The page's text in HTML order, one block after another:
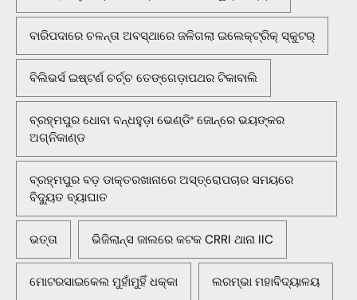
ବାରିପଦାରେ ଚଳନ୍ତା ଅବସ୍ଥାରେ ଜଳିଗଲା ଇଲେକ୍ଟ୍ରିକ୍ ସ୍କୁଟର୍
ବିଲିଭର୍ସ ଇଷ୍ଟର୍ଣ ଚର୍ଚ୍ଚ ତେଙ୍ଗେଡ଼ାପଥର ଟିକାବାଲି
ବ୍ରହ୍ମପୁର ଧୋବା ବନ୍ଧହୁଡ଼ା ଭେଣ୍ଡିଂ ଜୋନ୍‌ରେ ଭୟଙ୍କର
ଅଗ୍ନିକାଣ୍ଡ
ବ୍ରହ୍ମପୁର ବଡ଼ ଡାକ୍ତରଖାନାରେ ଅସ୍ତ୍ରୋପଚାର ସମୟରେ
ବିଦ୍ୟୁତ ବ୍ୟାଘାତ
ଭତ୍ତା ଭିଜିଲାନ୍ସ ଜାଲରେ କଟକ CRRI ଥାନା IIC
ମୋଟରସାଇକେଲ ମୁହାଁମୁହିଁ ଧକ୍କା ଲରମ୍ଭା ମହାବିଦ୍ୟାଳୟ